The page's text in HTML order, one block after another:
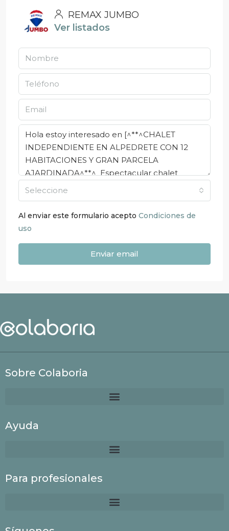
REMAX JUMBO
Ver listados
Seleccione
Al enviar este formulario acepto Condiciones de
uso
Enviar email
Sobre Colaboria
Ayuda
Para profesionales